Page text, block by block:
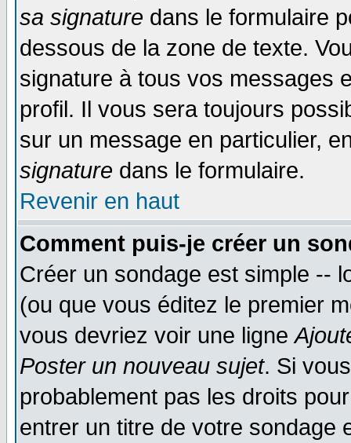
sa signature dans le formulaire
dessous de la zone de texte.
signature à tous vos messages
profil. Il vous sera toujours
sur un message en particulier,
signature dans le formulaire.
Revenir en haut
Comment puis-je créer un
Créer un sondage est simple --
(ou que vous éditez le premier
vous devriez voir une ligne
Poster un nouveau sujet. Si
probablement pas les droits
entrer un titre de votre sondage